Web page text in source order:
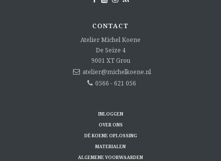
CONTACT
Atelier Michel Koene
De Seize 4
9001 XT Grou
atelier@michelkoene.nl
0566 - 621 056
INLOGGEN
OVER ONS
DÉ KOENE OPLOSSING
MATERIALEN
ALGEMENE VOORWAARDEN